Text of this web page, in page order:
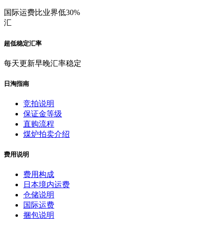
国际运费比业界低30%
汇
超低稳定汇率
每天更新早晚汇率稳定
日淘指南
竞拍说明
保证金等级
直购流程
煤炉拍卖介绍
费用说明
费用构成
日本境内运费
仓储说明
国际运费
捆包说明